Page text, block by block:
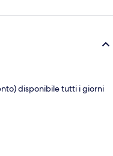
disponibile tutti i giorni